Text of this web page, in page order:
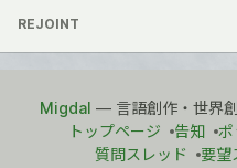
REJOINT
Migdal — 言語創作・世界
トップページ
告知 ポ
質問スレッド
要望